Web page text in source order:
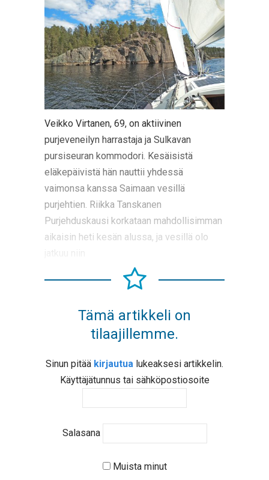
Veikko Virtanen, 69, on aktiivinen
purjeveneilyn harrastaja ja Sulkavan
pursiseuran kommodori. Kesäisistä
eläkepäivistä hän nauttii yhdessä
vaimonsa kanssa Saimaan vesillä
purjehtien. Riikka Tanskanen
Purjehduskausi korkataan mahdollisimman
aikaisin heti kesän alussa, ja vesillä olo
Tämä artikkeli on
tilaajillemme.
Sinun pitää kirjautua lukeaksesi artikkelin.
Käyttäjätunnus tai sähköpostiosoite
Salasana
Muista minut